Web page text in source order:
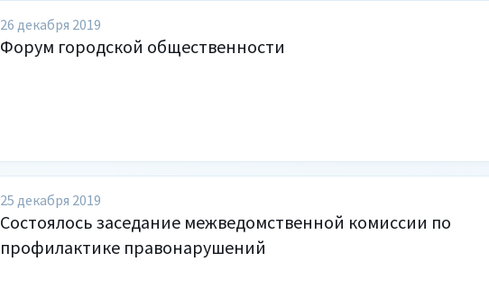
26 декабря 2019
Форум городской общественности
25 декабря 2019
Состоялось заседание межведомственной комиссии по
профилактике правонарушений